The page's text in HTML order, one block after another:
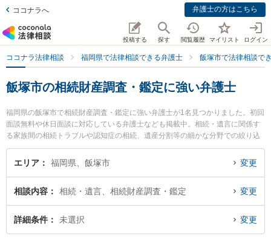
ココナラへ 弁護士の方はこちら
投稿する 探す 閲覧履歴 マイリスト ログイン
ココナラ法律相談 福岡県で法律相談できる弁護士 飯塚市で法律相談で
飯塚市の相続財産調査・鑑定に強い弁護士
福岡県の飯塚市で相続財産調査・鑑定に強い弁護士が1名見つかりました。初回
面談無料や休日面談に対応している弁護士なども掲載中。相続・遺言に関係す
る家族間の相続トラブルや認知症の相続、遺産分割等の細かな分野での絞り込
み検索もでき便利です。特に小島法律事務所の椛島 雅人弁護士のプロフィール
情報や弁護士費用、強みなどが注目されています。『飯塚市で土日や夜間に発
回相談無料で相続財産調査・鑑定を法律相談できる飯塚市内の弁護士に相談予
約したい』などでお困りの相談者さんにおすすめです。
エリア 福岡県、飯塚市 変更
相談内容 相続・遺言、相続財産調査・鑑定 変更
詳細条件 未選択 変更